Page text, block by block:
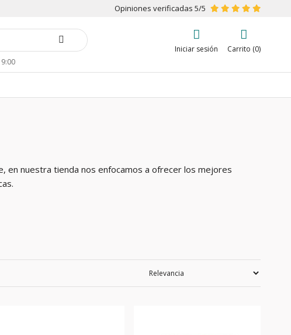
Opiniones verificadas 5/5
Iniciar sesión Carrito (0)
en nuestra tienda nos enfocamos a ofrecer los mejores